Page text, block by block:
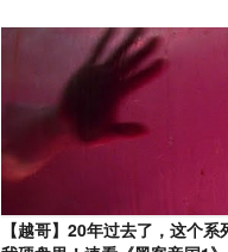
【越哥】20年过去了，这个